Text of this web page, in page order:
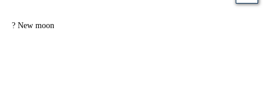
? New moon